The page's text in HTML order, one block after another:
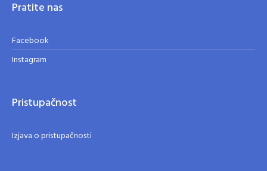
Pratite nas
Facebook
Instagram
Pristupačnost
Izjava o pristupačnosti